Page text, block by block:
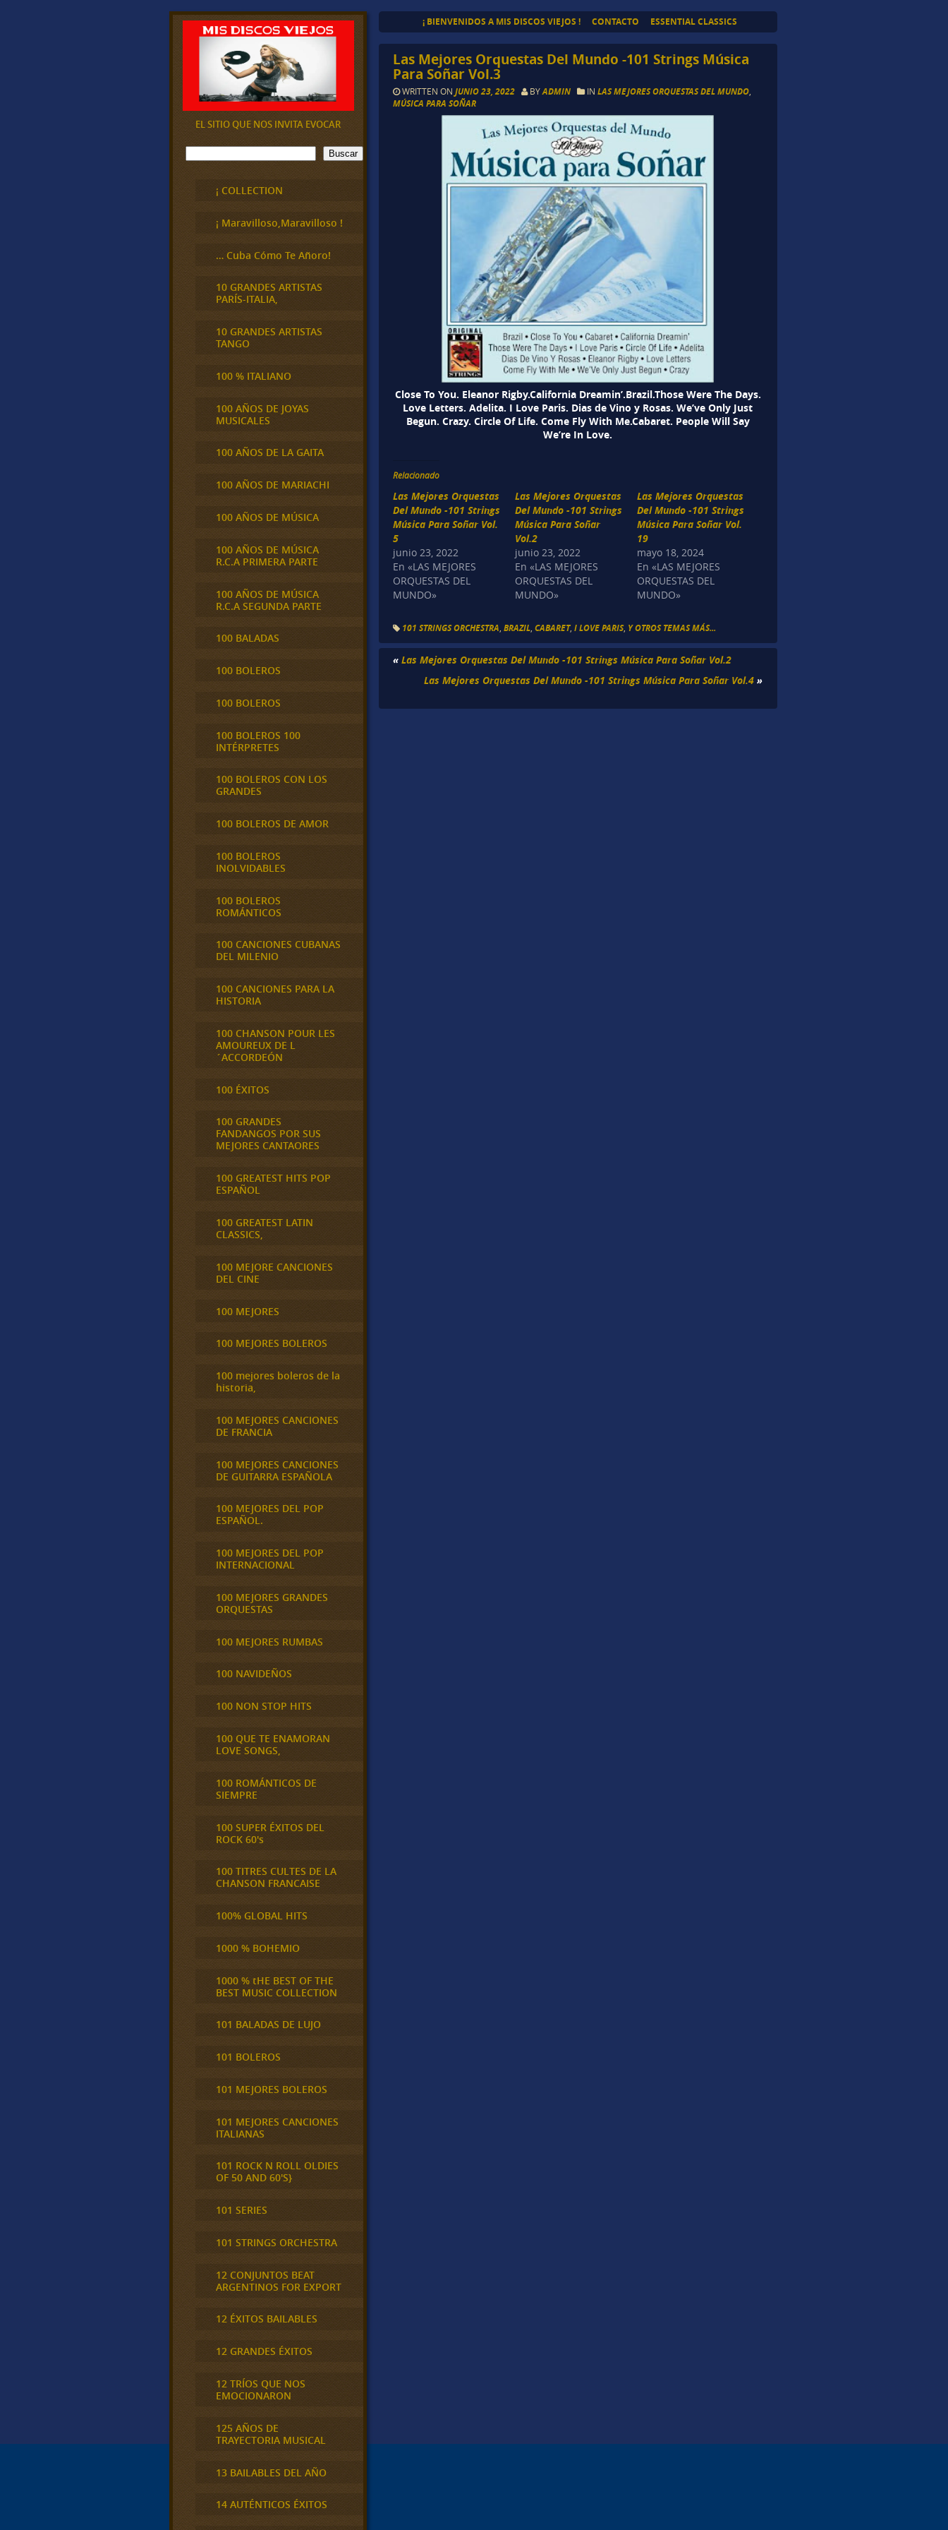
¡ BIENVENIDOS A MIS DISCOS VIEJOS ! CONTACTO ESSENTIAL CLASSICS
Las Mejores Orquestas Del Mundo -101 Strings Música
Para Soñar Vol.3
WRITTEN ONJUNIO 23, 2022 BYADMIN INLAS MEJORES ORQUESTAS DEL MUNDO
MÚSICA PARA SOÑAR
Close To You. Eleanor Rigby.California Dreamin’.Brazil.Those Were The Days.
Love Letters. Adelita. I Love Paris. Dias de Vino y Rosas. We’ve Only Just
Begun. Crazy. Circle Of Life. Come Fly With Me.Cabaret. People Will Say
We’re In Love.
Relacionado
Las Mejores Orquestas
Del Mundo -101 Strings
Música Para Soñar Vol.
5
junio 23, 2022
En «LAS MEJORES
ORQUESTAS DEL
MUNDO»
Las Mejores Orquestas
Del Mundo -101 Strings
Música Para Soñar
Vol.2
junio 23, 2022
En «LAS MEJORES
ORQUESTAS DEL
MUNDO»
Las Mejores Orquestas
Del Mundo -101 Strings
Música Para Soñar Vol.
19
mayo 18, 2024
En «LAS MEJORES
ORQUESTAS DEL
MUNDO»
101 STRINGS ORCHESTRA ,BRAZIL ,CABARET,I LOVE PARIS, Y OTROS TEMAS MÁS...
«Las Mejores Orquestas Del Mundo -101 Strings Música Para Soñar Vol.2
Las Mejores Orquestas Del Mundo -101 Strings Música Para Soñar Vol.4 »
EL SITIO QUE NOS INVITA EVOCAR
B
u
Buscar
¡ COLLECTION
¡ Maravilloso,Maravilloso !
… Cuba Cómo Te Añoro!
10 GRANDES ARTISTAS
PARÍS-ITALIA,
10 GRANDES ARTISTAS
TANGO
100 % ITALIANO
100 AÑOS DE JOYAS
MUSICALES
100 AÑOS DE LA GAITA
100 AÑOS DE MARIACHI
100 AÑOS DE MÚSICA
100 AÑOS DE MÚSICA
R.C.A PRIMERA PARTE
100 AÑOS DE MÚSICA
R.C.A SEGUNDA PARTE
100 BALADAS
100 BOLEROS
100 BOLEROS
100 BOLEROS 100
INTÉRPRETES
100 BOLEROS CON LOS
GRANDES
100 BOLEROS DE AMOR
100 BOLEROS
INOLVIDABLES
100 BOLEROS
ROMÁNTICOS
100 CANCIONES CUBANAS
DEL MILENIO
100 CANCIONES PARA LA
HISTORIA
100 CHANSON POUR LES
AMOUREUX DE L
´ACCORDEÓN
100 ÉXITOS
100 GRANDES
FANDANGOS POR SUS
MEJORES CANTAORES
100 GREATEST HITS POP
ESPAÑOL
100 GREATEST LATIN
CLASSICS,
100 MEJORE CANCIONES
DEL CINE
100 MEJORES
100 MEJORES BOLEROS
100 mejores boleros de la
historia,
100 MEJORES CANCIONES
DE FRANCIA
100 MEJORES CANCIONES
DE GUITARRA ESPAÑOLA
100 MEJORES DEL POP
ESPAÑOL.
100 MEJORES DEL POP
INTERNACIONAL
100 MEJORES GRANDES
ORQUESTAS
100 MEJORES RUMBAS
100 NAVIDEÑOS
100 NON STOP HITS
100 QUE TE ENAMORAN
LOVE SONGS,
100 ROMÁNTICOS DE
SIEMPRE
100 SUPER ÉXITOS DEL
ROCK 60's
100 TITRES CULTES DE LA
CHANSON FRANCAISE
100% GLOBAL HITS
1000 % BOHEMIO
1000 % tHE BEST OF THE
BEST MUSIC COLLECTION
101 BALADAS DE LUJO
101 BOLEROS
101 MEJORES BOLEROS
101 MEJORES CANCIONES
ITALIANAS
101 ROCK N ROLL OLDIES
OF 50 AND 60'S}
101 SERIES
101 STRINGS ORCHESTRA
12 CONJUNTOS BEAT
ARGENTINOS FOR EXPORT
12 ÉXITOS BAILABLES
12 GRANDES ÉXITOS
12 TRÍOS QUE NOS
EMOCIONARON
125 AÑOS DE
TRAYECTORIA MUSICAL
13 BAILABLES DEL AÑO
14 AUTÉNTICOS ÉXITOS